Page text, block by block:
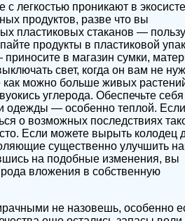
легкостью проникают в
продуктов, разве что вы
пластиковых стаканов —
продукты в пластиковой
в магазин сумки,
свет, когда он вам не
как можно больше живых
углерода. Обеспечьте
одежды — особенно теплой.
о возможных последствиях
Если можете вырыть колодец
существенно улучшить
на подобные изменения, вы
вложения в собственную
не назовешь, особенно